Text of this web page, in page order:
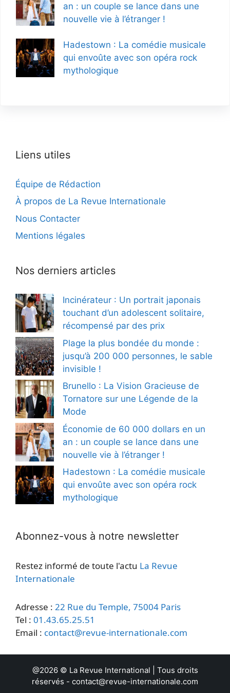
an : un couple se lance dans une
nouvelle vie à l’étranger !
Hadestown : La comédie musicale
qui envoûte avec son opéra rock
mythologique
Liens utiles
Équipe de Rédaction
À propos de La Revue Internationale
Nous Contacter
Mentions légales
Nos derniers articles
Incinérateur : Un portrait japonais
touchant d’un adolescent solitaire,
récompensé par des prix
Plage la plus bondée du monde :
jusqu’à 200 000 personnes, le sable
invisible !
Brunello : La Vision Gracieuse de
Tornatore sur une Légende de la
Mode
Économie de 60 000 dollars en un
an : un couple se lance dans une
nouvelle vie à l’étranger !
Hadestown : La comédie musicale
qui envoûte avec son opéra rock
mythologique
Abonnez-vous à notre newsletter
Restez informé de toute l'actu La Revue
Internationale
Adresse : 22 Rue du Temple, 75004 Paris
Tel : 01.43.65.25.51
Email : contact@revue-internationale.com
@2026 © La Revue International | Tous droits
réservés - contact@revue-internationale.com